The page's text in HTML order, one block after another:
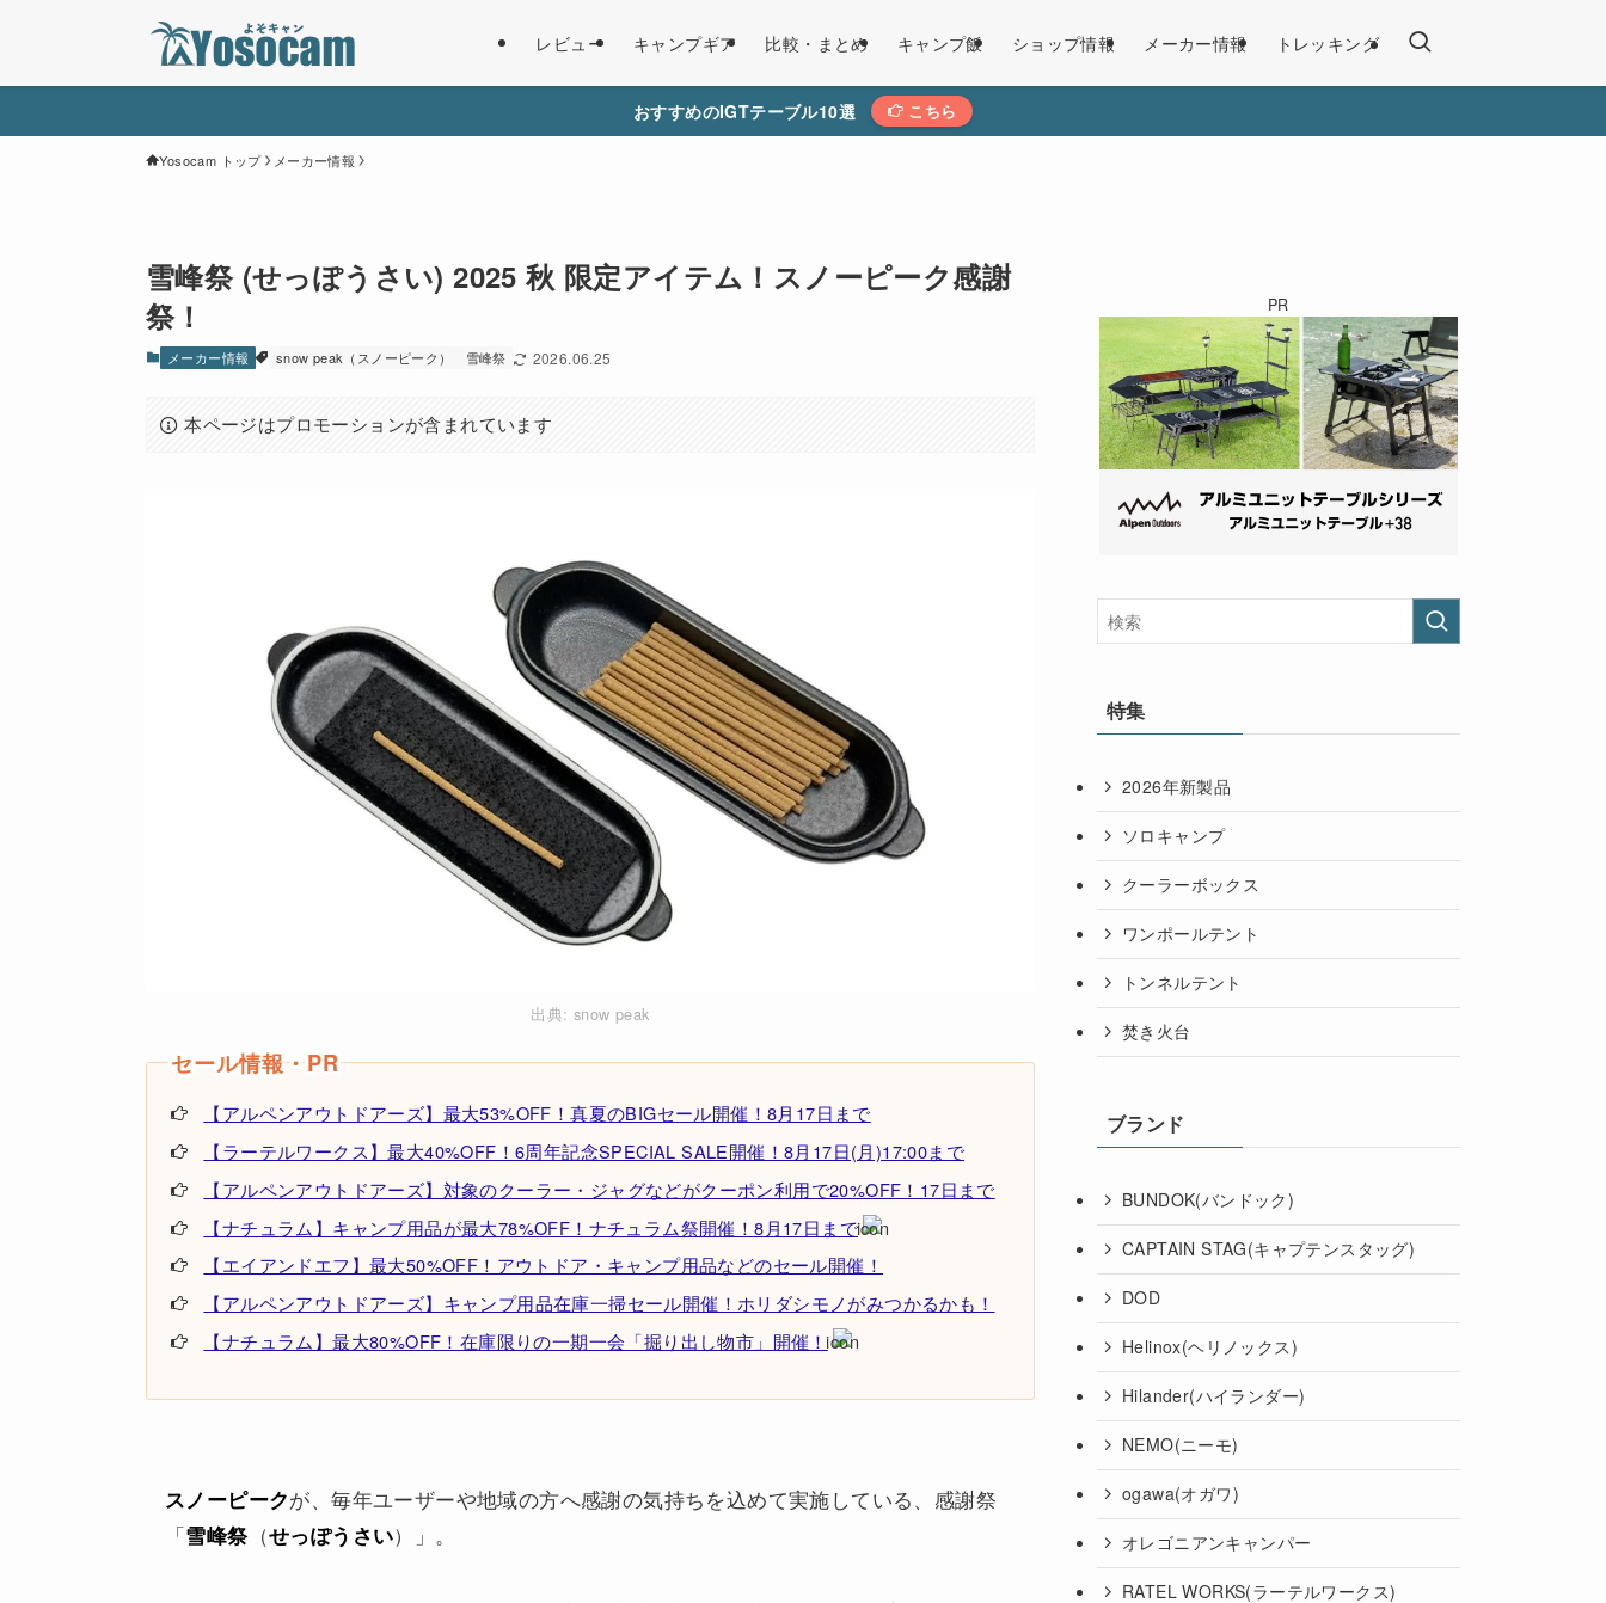
レビュー キャンプギア 比較・まとめ キャンプ飯 ショップ情報 メーカー情報 トレッキング
おすすめのIGTテーブル10選 こちら
Yosocam トップ メーカー情報
雪峰祭 (せっぽうさい) 2025 秋 限定アイテム！スノーピーク感謝
祭！
メーカー情報 snow peak（スノーピーク） 雪峰祭 2026.06.25
本ページはプロモーションが含まれています
出典: snow peak
【アルペンアウトドアーズ】最大53%OFF！真夏のBIGセール開催！8月17日まで
【ラーテルワークス】最大40%OFF！6周年記念SPECIAL SALE開催！8月17日(月)17:00まで
【アルペンアウトドアーズ】対象のクーラー・ジャグなどがクーポン利用で20%OFF！17日まで
【ナチュラム】キャンプ用品が最大78%OFF！ナチュラム祭開催！8月17日まで
【エイアンドエフ】最大50%OFF！アウトドア・キャンプ用品などのセール開催！
【アルペンアウトドアーズ】キャンプ用品在庫一掃セール開催！ホリダシモノがみつかるかも！
【ナチュラム】最大80%OFF！在庫限りの一期一会「掘り出し物市」開催！
スノーピークが、毎年ユーザーや地域の方へ感謝の気持ちを込めて実施している、感謝祭
「雪峰祭（せっぽうさい）」。
PR
特集
2026年新製品
ソロキャンプ
クーラーボックス
ワンポールテント
トンネルテント
焚き火台
ブランド
BUNDOK(バンドック)
CAPTAIN STAG(キャプテンスタッグ)
DOD
Helinox(ヘリノックス)
Hilander(ハイランダー)
NEMO(ニーモ)
ogawa(オガワ)
オレゴニアンキャンパー
RATEL WORKS(ラーテルワークス)